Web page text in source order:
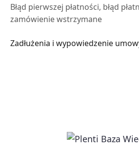
Błąd pierwszej płatności, błąd
zamówienie wstrzymane
Zadłużenia i wypowiedzenie